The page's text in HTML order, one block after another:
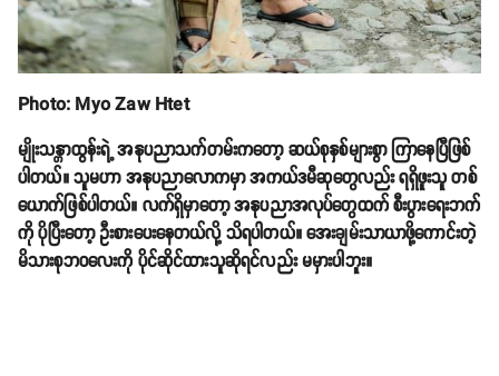
Photo: Myo Zaw Htet
မျိုးသန္တာထွန်းရဲ့ အနုပညာသက်တမ်းကတော့ ဆယ်စုနှစ်များစွာ ကြာနေပြီဖြစ်
ပါတယ်။ သူမဟာ အနုပညာလောကမှာ အကယ်ဒမီဆုတွေလည်း ရရှိဖူးသူ တစ်
ယောက်ဖြစ်ပါတယ်။ လက်ရှိမှာတော့ အနုပညာအလုပ်တွေထက် စီးပွားရေးဘက်
ကို ပိုပြီးတော့ ဦးစားပေးနေတယ်လို့ သိရပါတယ်။ အေးချမ်းသာယာဖို့ကောင်းတဲ့
မိသားစုဘဝလေးကို ပိုင်ဆိုင်ထားသူဆိုရင်လည်း မမှားပါဘူး။